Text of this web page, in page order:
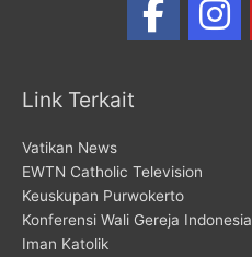
Link Terkait
Vatikan News
EWTN Catholic Television
Keuskupan Purwokerto
Konferensi Wali Gereja Indonesia
Iman Katolik